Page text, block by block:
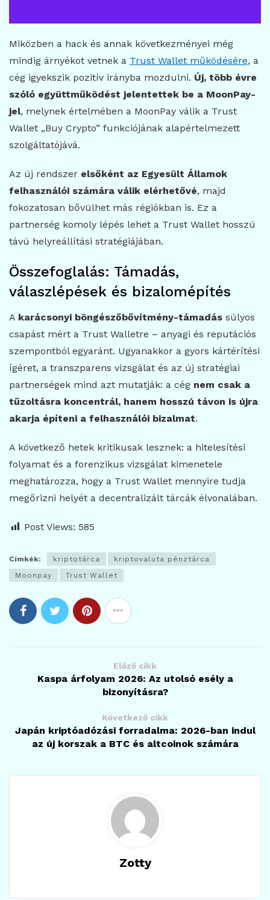
Miközben a hack és annak következményei még
mindig árnyékot vetnek a Trust Wallet működésére, a
cég igyekszik pozitív irányba mozdulni. Új, több évre
szóló együttműködést jelentettek be a MoonPay-
jel, melynek értelmében a MoonPay válik a Trust
Wallet „Buy Crypto” funkciójának alapértelmezett
szolgáltatójává.
Az új rendszer elsőként az Egyesült Államok
felhasználói számára válik elérhetővé, majd
fokozatosan bővülhet más régiókban is. Ez a
partnerség komoly lépés lehet a Trust Wallet hosszú
távú helyreállítási stratégiájában.
Összefoglalás: Támadás,
válaszlépések és bizalomépítés
A karácsonyi böngészőbővítmény-támadás súlyos
csapást mért a Trust Walletre – anyagi és reputációs
szempontból egyaránt. Ugyanakkor a gyors kártérítési
ígéret, a transzparens vizsgálat és az új stratégiai
partnerségek mind azt mutatják: a cég nem csak a
tűzoltásra koncentrál, hanem hosszú távon is újra
akarja építeni a felhasználói bizalmat.
A következő hetek kritikusak lesznek: a hitelesítési
folyamat és a forenzikus vizsgálat kimenetele
meghatározza, hogy a Trust Wallet mennyire tudja
megőrizni helyét a decentralizált tárcák élvonalában.
Post Views: 585
Címkék: kriptotárca
kriptovaluta pénztárca
Moonpay
Trust Wallet
Előző cikk
Kaspa árfolyam 2026: Az utolsó esély a
bizonyításra?
Következő cikk
Japán kriptóadózási forradalma: 2026-ban indul
az új korszak a BTC és altcoinok számára
Zotty